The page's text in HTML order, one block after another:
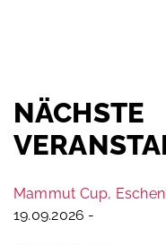
NÄCHSTE
Mammut Cup,
19.09.2026 -